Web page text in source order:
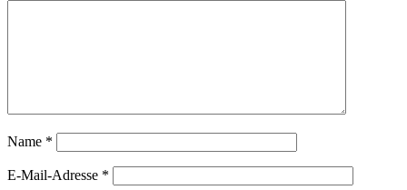
Name *
E-Mail-Adresse *